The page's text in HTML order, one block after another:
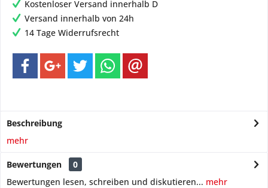
Kostenloser Versand innerhalb D
Versand innerhalb von 24h
14 Tage Widerrufsrecht
Beschreibung
mehr
Bewertungen
0
Bewertungen lesen, schreiben und diskutieren... mehr